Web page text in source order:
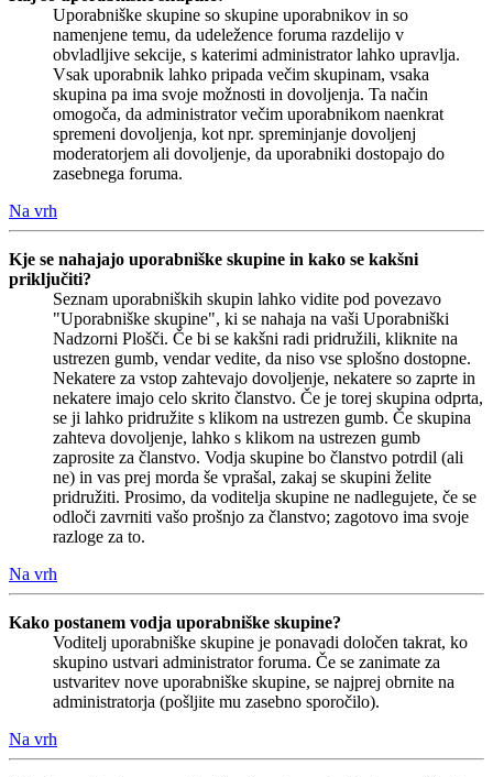
Uporabniške skupine so skupine uporabnikov in so
namenjene temu, da udeležence foruma razdelijo v
obvladljive sekcije, s katerimi administrator lahko upravlja.
Vsak uporabnik lahko pripada večim skupinam, vsaka
skupina pa ima svoje možnosti in dovoljenja. Ta način
omogoča, da administrator večim uporabnikom naenkrat
spremeni dovoljenja, kot npr. spreminjanje dovoljenj
moderatorjem ali dovoljenje, da uporabniki dostopajo do
zasebnega foruma.
Na vrh
Kje se nahajajo uporabniške skupine in kako se kakšni
priključiti?
Seznam uporabniških skupin lahko vidite pod povezavo
"Uporabniške skupine", ki se nahaja na vaši Uporabniški
Nadzorni Plošči. Če bi se kakšni radi pridružili, kliknite na
ustrezen gumb, vendar vedite, da niso vse splošno dostopne.
Nekatere za vstop zahtevajo dovoljenje, nekatere so zaprte in
nekatere imajo celo skrito članstvo. Če je torej skupina odprta,
se ji lahko pridružite s klikom na ustrezen gumb. Če skupina
zahteva dovoljenje, lahko s klikom na ustrezen gumb
zaprosite za članstvo. Vodja skupine bo članstvo potrdil (ali
ne) in vas prej morda še vprašal, zakaj se skupini želite
pridružiti. Prosimo, da voditelja skupine ne nadlegujete, če se
odloči zavrniti vašo prošnjo za članstvo; zagotovo ima svoje
razloge za to.
Na vrh
Kako postanem vodja uporabniške skupine?
Voditelj uporabniške skupine je ponavadi določen takrat, ko
skupino ustvari administrator foruma. Če se zanimate za
ustvaritev nove uporabniške skupine, se najprej obrnite na
administratorja (pošljite mu zasebno sporočilo).
Na vrh